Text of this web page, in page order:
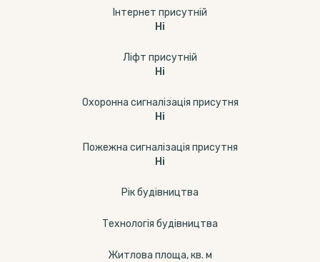
Інтернет присутній
Ні
Ліфт присутній
Ні
Охоронна сигналізація присутня
Ні
Пожежна сигналізація присутня
Ні
Рік будівництва
Технологія будівництва
Житлова площа, кв. м